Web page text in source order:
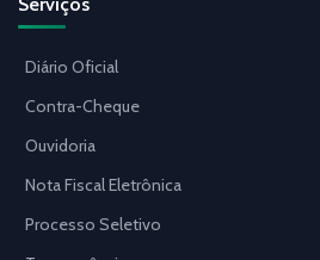
Diário Oficial
Contra-Cheque
Ouvidoria
Nota Fiscal Eletrônica
Processo Seletivo